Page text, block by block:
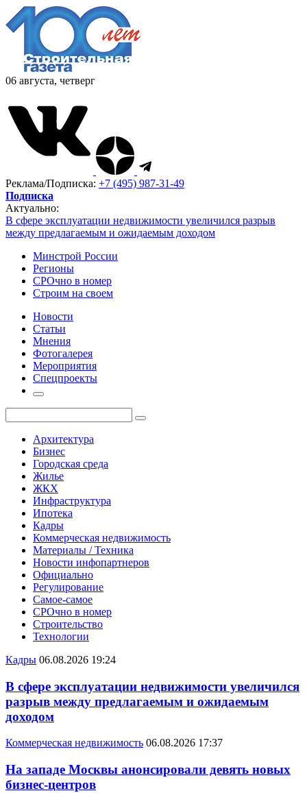
06 августа, четверг
Реклама/Подписка: +7 (495) 987-31-49
Подписка
Актуально:
В сфере эксплуатации недвижимости увеличился разрыв
между предлагаемым и ожидаемым доходом
Минстрой России
Регионы
СРОчно в номер
Строим на своем
Новости
Статьи
Мнения
Фотогалерея
Мероприятия
Спецпроекты
Архитектура
Бизнес
Городская среда
Жилье
ЖКХ
Инфраструктура
Ипотека
Кадры
Коммерческая недвижимость
Материалы / Техника
Новости инфопартнеров
Официально
Регулирование
Самое-самое
СРОчно в номер
Строительство
Технологии
Кадры 06.08.2026 19:24
В сфере эксплуатации недвижимости увеличился
разрыв между предлагаемым и ожидаемым
доходом
Коммерческая недвижимость 06.08.2026 17:37
На западе Москвы анонсировали девять новых
бизнес-центров